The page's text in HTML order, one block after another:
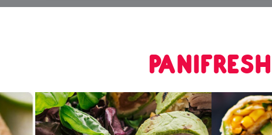
PANIFRESH